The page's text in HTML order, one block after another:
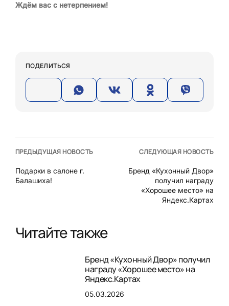
Ждём вас с нетерпением!
ПОДЕЛИТЬСЯ
ПРЕДЫДУЩАЯ НОВОСТЬ
Подарки в салоне г.
Балашиха!
СЛЕДУЮЩАЯ НОВОСТЬ
Бренд «Кухонный Двор»
получил награду
«Хорошее место» на
Яндекс.Картах
Читайте также
Бренд «Кухонный Двор» получил
награду «Хорошее место» на
Яндекс.Картах
05.03.2026